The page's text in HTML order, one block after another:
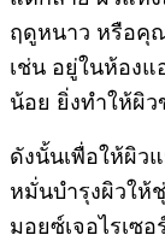
ฤดูหนาว หรือคุ
เช่น อยู่ในห้อง
น้อย ยิ่งทำให้ผิ
ดังนั้นเพื่อให้ผิว
หมั่นบำรุงผิวให้
มอยซ์เจอไรเซ